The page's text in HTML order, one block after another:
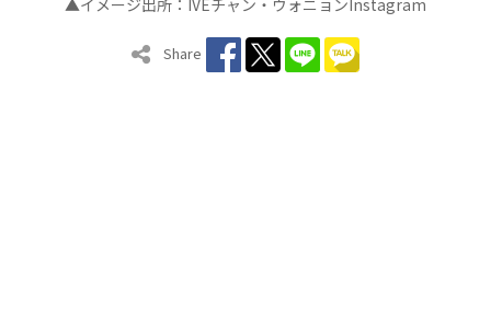
▲イメージ出所：IVEチャン・ウォニョンInstagram
Share